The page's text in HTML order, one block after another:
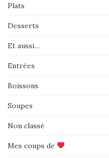
ARTICLES
Plats
Desserts
Et aussi…
Entrées
Boissons
Soupes
Non classé
Mes coups de